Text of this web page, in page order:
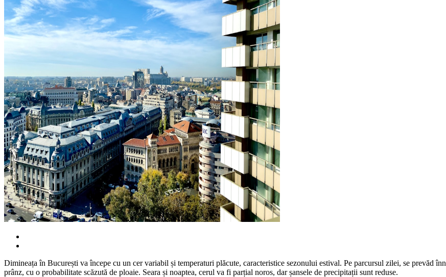
Dimineața în București va începe cu un cer variabil și temperaturi plăcute, caracteristice sezonului estival. Pe parcursul zilei, se prevăd
prânz, cu o probabilitate scăzută de ploaie. Seara și noaptea, cerul va fi parțial noros, dar șansele de precipitații sunt reduse.